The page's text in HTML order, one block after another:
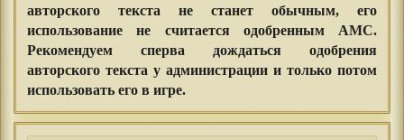
авторского текста не станет обычным, его
использованиене считается одобренным АМС.
Рекомендуем сперва дождаться одобрения
авторского текста у администрации и только потом
использовать его в игре.